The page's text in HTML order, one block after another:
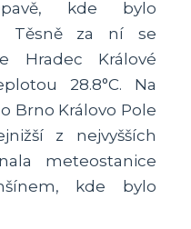
kde bylo
Těsně za ní se
Hradec Králové
28.8°C. Na
Brno Královo Pole
z nejvyšších
meteostanice
kde bylo